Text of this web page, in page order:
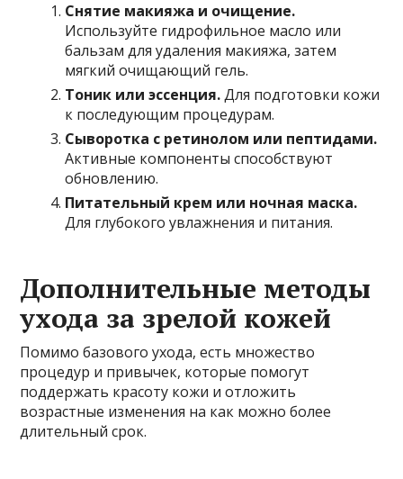
Снятие макияжа и очищение.
Используйте гидрофильное масло или
бальзам для удаления макияжа, затем
мягкий очищающий гель.
Тоник или эссенция.Для подготовки кожи
к последующим процедурам.
Сыворотка с ретинолом или пептидами.
Активные компоненты способствуют
обновлению.
Питательный крем или ночная маска.
Для глубокого увлажнения и питания.
Дополнительные методы
ухода за зрелой кожей
Помимо базового ухода, есть множество
процедур и привычек, которые помогут
поддержать красоту кожи и отложить
возрастные изменения на как можно более
длительный срок.